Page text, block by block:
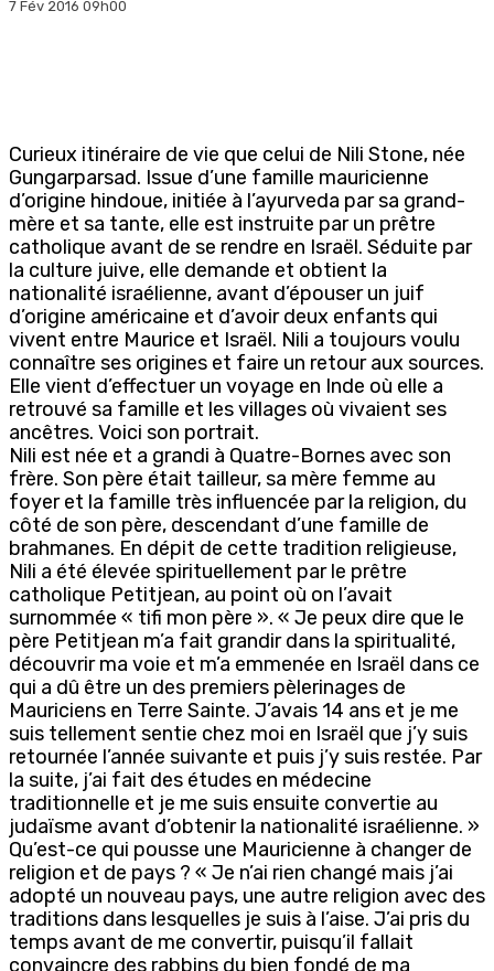
7 Fév 2016 09h00
Curieux itinéraire de vie que celui de Nili Stone, née
Gungarparsad. Issue d’une famille mauricienne
d’origine hindoue, initiée à l’ayurveda par sa grand-
mère et sa tante, elle est instruite par un prêtre
catholique avant de se rendre en Israël. Séduite par
la culture juive, elle demande et obtient la
nationalité israélienne, avant d’épouser un juif
d’origine américaine et d’avoir deux enfants qui
vivent entre Maurice et Israël. Nili a toujours voulu
connaître ses origines et faire un retour aux sources.
Elle vient d’effectuer un voyage en Inde où elle a
retrouvé sa famille et les villages où vivaient ses
ancêtres. Voici son portrait.
Nili est née et a grandi à Quatre-Bornes avec son
frère. Son père était tailleur, sa mère femme au
foyer et la famille très influencée par la religion, du
côté de son père, descendant d’une famille de
brahmanes. En dépit de cette tradition religieuse,
Nili a été élevée spirituellement par le prêtre
catholique Petitjean, au point où on l’avait
surnommée « tifi mon père ». « Je peux dire que le
père Petitjean m’a fait grandir dans la spiritualité,
découvrir ma voie et m’a emmenée en Israël dans ce
qui a dû être un des premiers pèlerinages de
Mauriciens en Terre Sainte. J’avais 14 ans et je me
suis tellement sentie chez moi en Israël que j’y suis
retournée l’année suivante et puis j’y suis restée. Par
la suite, j’ai fait des études en médecine
traditionnelle et je me suis ensuite convertie au
judaïsme avant d’obtenir la nationalité israélienne. »
Qu’est-ce qui pousse une Mauricienne à changer de
religion et de pays ? « Je n’ai rien changé mais j’ai
adopté un nouveau pays, une autre religion avec des
traditions dans lesquelles je suis à l’aise. J’ai pris du
temps avant de me convertir, puisqu’il fallait
convaincre des rabbins du bien fondé de ma